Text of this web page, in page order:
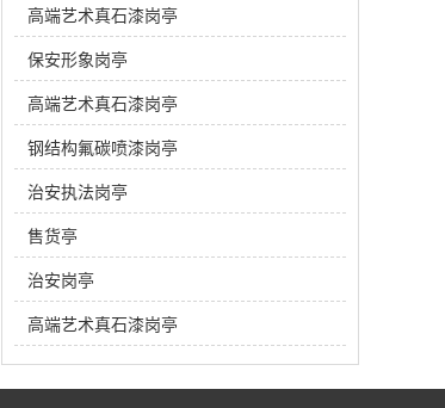
高端艺术真石漆岗亭
保安形象岗亭
高端艺术真石漆岗亭
钢结构氟碳喷漆岗亭
治安执法岗亭
售货亭
治安岗亭
高端艺术真石漆岗亭